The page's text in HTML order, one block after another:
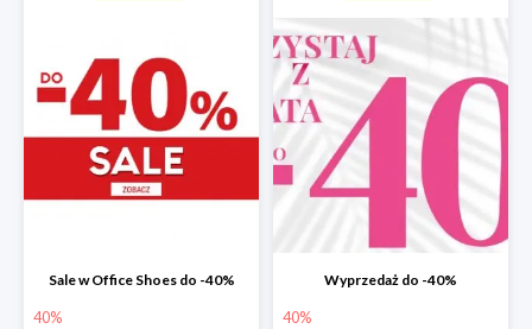
Sale w Office Shoes do -40%
40%
Wyprzedaż do -40%
40%